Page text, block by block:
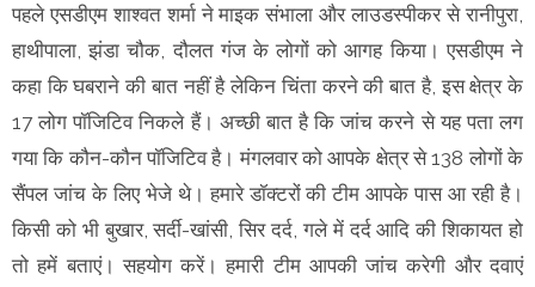
पहले एसडीएम शाश्वत शर्मा ने माइक संभाला और लाउडस्पीकर से रानीपुरा,
हाथीपाला, झंडा चौक, दौलत गंज के लोगों को आगह किया। एसडीएम ने
कहा कि घबराने की बात नहीं है लेकिन चिंता करने की बात है, इस क्षेत्र के
17 लोग पॉजिटिव निकले हैं। अच्छी बात है कि जांच करने से यह पता लग
गया कि कौन-कौन पॉजिटिव है। मंगलवार को आपके क्षेत्र से 138 लोगों के
सैंपल जांच के लिए भेजे थे। हमारे डॉक्टरों की टीम आपके पास आ रही है।
किसी को भी बुखार, सर्दी-खांसी, सिर दर्द, गले में दर्द आदि की शिकायत हो
तो हमें बताएं। सहयोग करें। हमारी टीम आपकी जांच करेगी और दवाएं